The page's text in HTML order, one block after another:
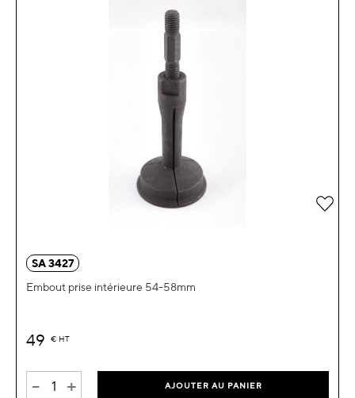
SA 3427
Embout prise intérieure 54-58mm
49 € HT
- + AJOUTER AU PANIER